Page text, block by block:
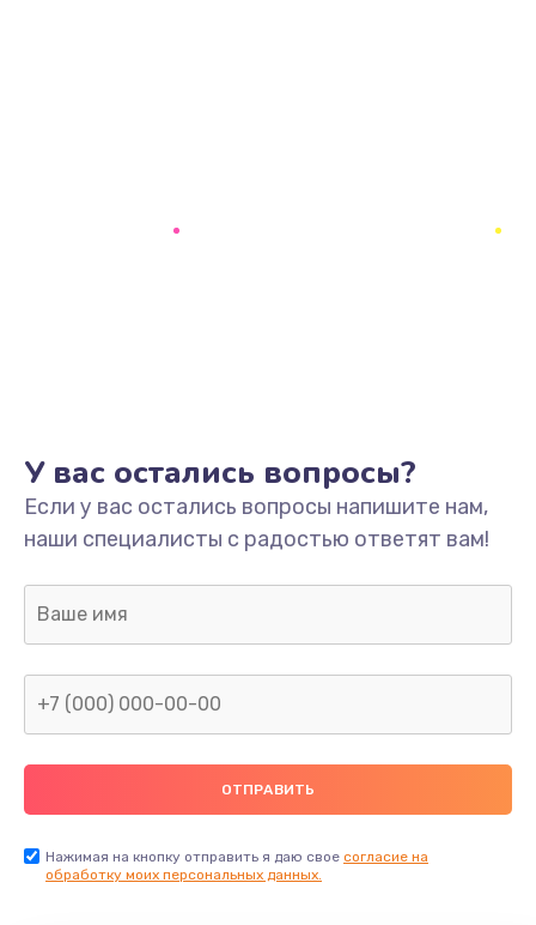
У вас остались вопросы?
Если у вас остались вопросы напишите нам,
наши специалисты с радостью ответят вам!
Нажимая на кнопку отправить я даю свое согласие на
обработку моих персональных данных.